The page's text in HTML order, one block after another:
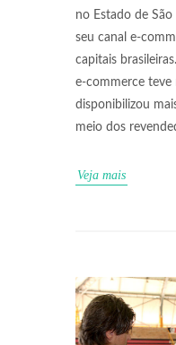
no Estado de
seu canal e-
capitais
e-commerce teve
disponibilizou
meio dos
Veja mais